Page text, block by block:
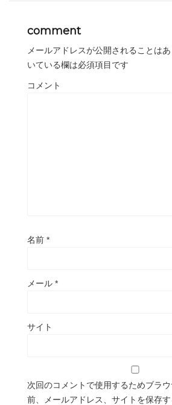
comment
メールアドレスが公開されることはあ
いている欄は必須項目です
コメント
名前 *
メール *
サイト
次回のコメントで使用するためブラ
前、メールアドレス、サイトを保存す